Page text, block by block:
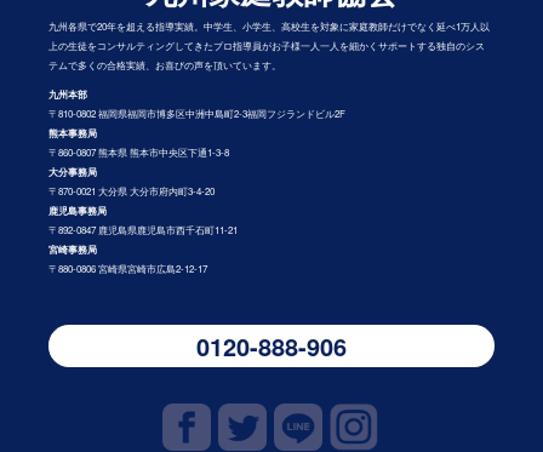
九州各県で20年を超える指導実績。中学生、小学生、高校生を対象に家庭教師だけでなく延べ1万人以
上の生徒をコンサルティングしてきたプロ指導員がお子様一人一人を細かくサポートする独自のシス
テムで多くの合格実績、お喜びの声を頂いています。
九州本部
〒810-0802 福岡県福岡市博多区中洲中島町2-3福岡フジランドビル2F
熊本事務局
〒860-0807 熊本県 熊本市中央区下通1-3-8
大分事務局
〒870-0021 大分県 大分市府内町3-4-20
鹿児島事務局
〒892-0847 鹿児島県鹿児島市西千石町11-21
宮崎事務局
〒880-0806 宮崎県宮崎市広島2-12-17
0120-888-906